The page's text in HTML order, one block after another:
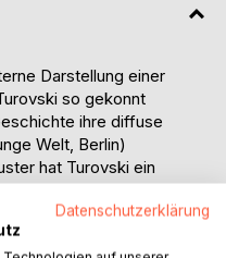
Darstellung einer
so gekonnt
ihre diffuse
Welt, Berlin)
hat Turovski ein
Spannung aus
Stille und Lärm, Traum und
Datenschutzerklärung